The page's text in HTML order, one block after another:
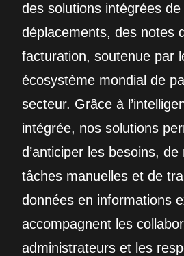
des solutions intégrées
déplacements, des notes
facturation, soutenue par
écosystème mondial de
secteur. Grâce à
intégrée, nos solutions
d’anticiper les besoins,
tâches manuelles et de
données en informations
accompagnent les
administrateurs et les